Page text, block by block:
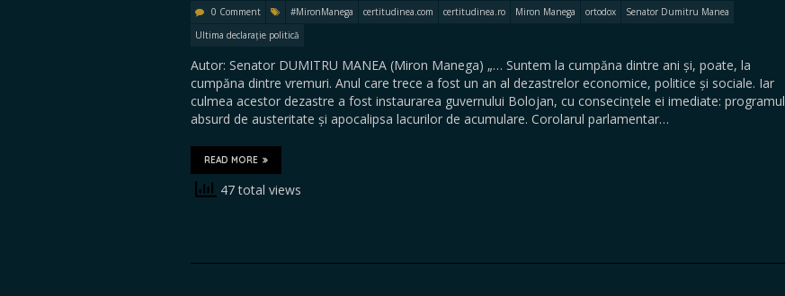
0 Comment
#MironManega certitudinea.com certitudinea.ro Miron Manega ortodox
Senator Dumitru Manea
Ultima declarație politică
Autor: Senator DUMITRU MANEA (Miron Manega) „… Suntem la cumpăna dintre ani și, poate, la
cumpăna dintre vremuri. Anul care trece a fost un an al dezastrelor economice, politice și sociale. Iar
culmea acestor dezastre a fost instaurarea guvernului Bolojan, cu consecințele ei imediate: programul
absurd de austeritate și apocalipsa lacurilor de acumulare. Corolarul parlamentar…
READ MORE
47 total views